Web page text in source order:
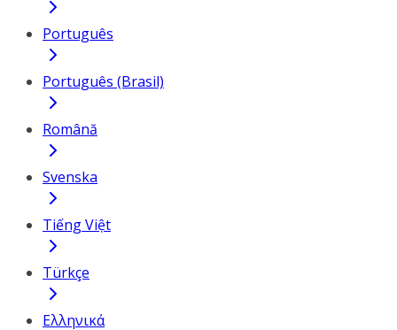
Português
Português (Brasil)
Română
Svenska
Tiếng Việt
Türkçe
Ελληνικά